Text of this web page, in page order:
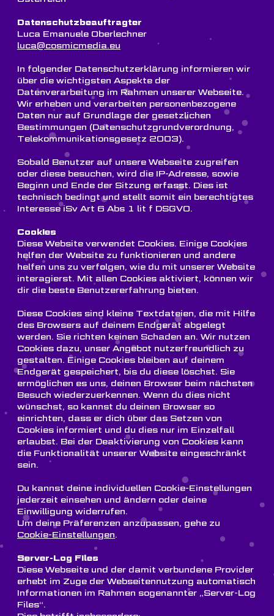
Datenschutzbeauftragter
Luca Emanuele Oberlechner
luca@cosmicmedia.eu
In folgender Datenschutzerklärung informieren wir
über die wichtigsten Aspekte der
Datenverarbeitung im Rahmen unserer Webseite.
Wir erheben und verarbeiten personenbezogene
Daten nur auf Grundlage der gesetzlichen
Bestimmungen (Datenschutzgrundverordnung,
Telekommunikationsgesetz 2003).
Sobald Benutzer auf unsere Webseite zugreifen
oder diese besuchen, wird die IP-Adresse, sowie
Beginn und Ende der Sitzung erfasst. Dies ist
technisch bedingt und stellt somit ein berechtigtes
Interesse iSv Art 6 Abs 1 lit f DSGVO.
Cookies
Diese Website verwendet Cookies. Einige Cookies
helfen der Website zu funktionieren und andere
helfen uns zu verfolgen, wie du mit unserer Website
interagierst. Mit allen Cookies aktiviert, können wir
dir die beste Benutzererfahrung bieten.
Diese Cookies sind kleine Textdateien, die mit Hilfe
des Browsers auf deinem Endgerät abgelegt
werden. Sie richten keinen Schaden an. Wir nutzen
Cookies dazu, unser Angebot nutzerfreundlich zu
gestalten. Einige Cookies bleiben auf deinem
Endgerät gespeichert, bis du diese löschst. Sie
ermöglichen es uns, deinen Browser beim nächsten
Besuch wiederzuerkennen. Wenn du dies nicht
wünschst, so kannst du deinen Browser so
einrichten, dass er dich über das Setzen von
Cookies informiert und du dies nur im Einzelfall
erlaubst. Bei der Deaktivierung von Cookies kann
die Funktionalität unserer Website eingeschränkt
sein.
Du kannst deine individuellen Cookie-Einstellungen
jederzeit einsehen und ändern oder deine
Einwilligung widerrufen.
Um deine Präferenzen anzupassen, gehe zu
Cookie-Einstellungen.
Server-Log Files
Diese Webseite und der damit verbundene Provider
erhebt im Zuge der Webseitennutzung automatisch
Informationen im Rahmen sogenannter „Server-Log
Files“.